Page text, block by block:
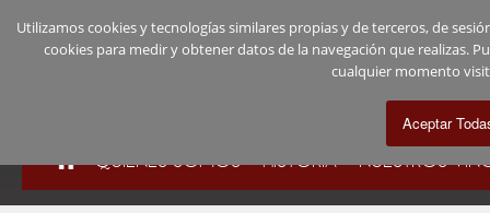
QUIÉNES SOMOS HISTORIA NUESTROS
Utilizamos cookies y tecnologías similares propias y de terceros, de
cookies para medir y obtener datos de la navegación que realizas.
cualquier momento